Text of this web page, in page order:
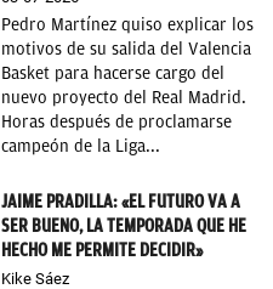
Pedro Martínez quiso explicar los
motivos de su salida del Valencia
Basket para hacerse cargo del
nuevo proyecto del Real Madrid.
Horas después de proclamarse
campeón de la Liga...
JAIME PRADILLA: «EL FUTURO VA A
SER BUENO, LA TEMPORADA QUE HE
HECHO ME PERMITE DECIDIR»
Kike Sáez